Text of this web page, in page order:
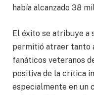
había alcanzado 38
El éxito se atribuye a
permitió atraer tanto
fanáticos veteranos
positiva de la crítica
especialmente en un